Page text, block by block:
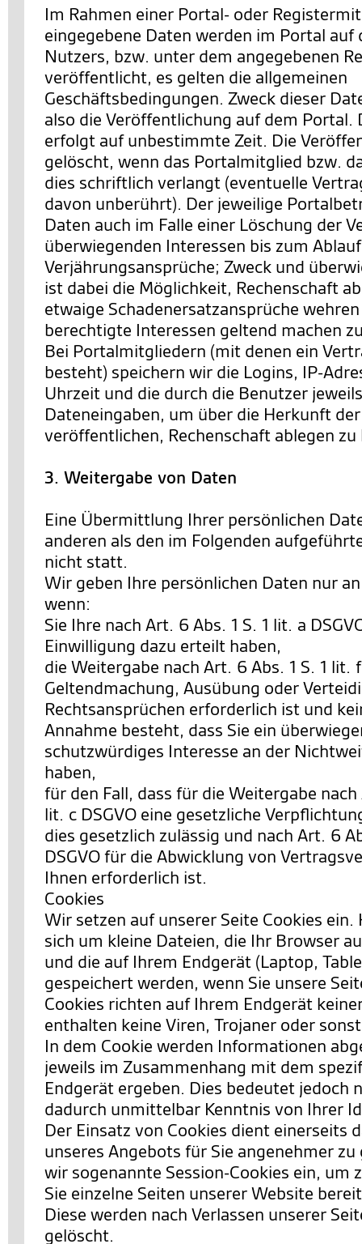
Im Rahmen einer Portal- oder
eingegebene Daten werden im Portal auf
Nutzers, bzw. unter dem angegebenen
veröffentlicht, es gelten die allgemeinen
Geschäftsbedingungen. Zweck dieser
also die Veröffentlichung auf dem Portal.
erfolgt auf unbestimmte Zeit. Die
gelöscht, wenn das Portalmitglied bzw.
dies schriftlich verlangt (eventuelle
davon unberührt). Der jeweilige
Daten auch im Falle einer Löschung der
überwiegenden Interessen bis zum
Verjährungsansprüche; Zweck und
ist dabei die Möglichkeit, Rechenschaft
etwaige Schadenersatzansprüche
berechtigte Interessen geltend machen
Bei Portalmitgliedern (mit denen ein
besteht) speichern wir die Logins, IP-
Uhrzeit und die durch die Benutzer
Dateneingaben, um über die Herkunft
veröffentlichen, Rechenschaft ablegen zu
3. Weitergabe von Daten
Eine Übermittlung Ihrer persönlichen
anderen als den im Folgenden
nicht statt.
Wir geben Ihre persönlichen Daten nur
wenn:
Sie Ihre nach Art. 6 Abs. 1 S. 1 lit. a
Einwilligung dazu erteilt haben,
die Weitergabe nach Art. 6 Abs. 1 S. 1 lit.
Geltendmachung, Ausübung oder
Rechtsansprüchen erforderlich ist und
Annahme besteht, dass Sie ein
schutzwürdiges Interesse an der
haben,
für den Fall, dass für die Weitergabe nach
lit. c DSGVO eine gesetzliche
dies gesetzlich zulässig und nach Art. 6
DSGVO für die Abwicklung von
Ihnen erforderlich ist.
Cookies
Wir setzen auf unserer Seite Cookies ein.
sich um kleine Dateien, die Ihr Browser
und die auf Ihrem Endgerät (Laptop,
gespeichert werden, wenn Sie unsere
Cookies richten auf Ihrem Endgerät
enthalten keine Viren, Trojaner oder
In dem Cookie werden Informationen
jeweils im Zusammenhang mit dem
Endgerät ergeben. Dies bedeutet jedoch
dadurch unmittelbar Kenntnis von Ihrer
Der Einsatz von Cookies dient einerseits
unseres Angebots für Sie angenehmer
wir sogenannte Session-Cookies ein, um
Sie einzelne Seiten unserer Website
Diese werden nach Verlassen unserer
gelöscht.